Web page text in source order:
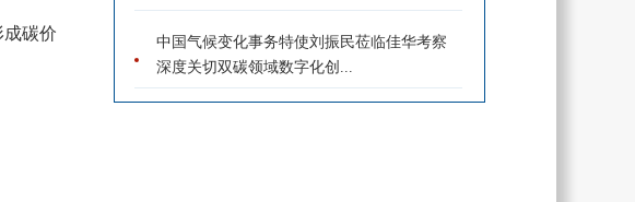
碳价
中国气候变化事务特使刘振民莅临佳华考察
深度关切双碳领域数字化创...